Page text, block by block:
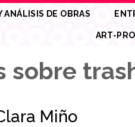
ANÁLISIS DE OBRAS
ART-
sobre
Miño